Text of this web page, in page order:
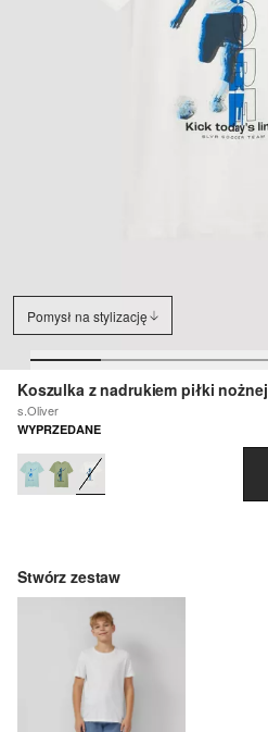
Pomysł na stylizację
Koszulka z nadrukiem piłki nożnej
s.Oliver
WYPRZEDANE
Stwórz zestaw